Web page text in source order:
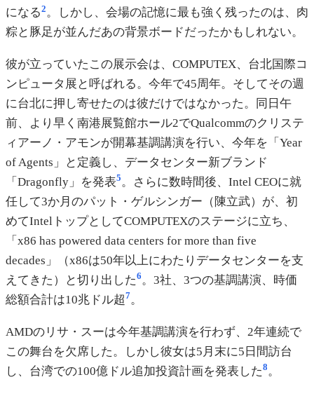
になる2。しかし、会場の記憶に最も強く残ったのは、肉
粽と豚足が並んだあの背景ボードだったかもしれない。
彼が立っていたこの展示会は、COMPUTEX、台北国際コ
ンピュータ展と呼ばれる。今年で45周年。そしてその週
に台北に押し寄せたのは彼だけではなかった。同日午
前、より早く南港展覧館ホール2でQualcommのクリステ
ィアーノ・アモンが開幕基調講演を行い、今年を「Year
of Agents」と定義し、データセンター新ブランド
「Dragonfly」を発表5。さらに数時間後、Intel CEOに就
任して3か月のパット・ゲルシンガー（陳立武）が、初
めてIntelトップとしてCOMPUTEXのステージに立ち、
「x86 has powered data centers for more than five
decades」（x86は50年以上にわたりデータセンターを支
えてきた）と切り出した6。3社、3つの基調講演、時価
総額合計は10兆ドル超7。
AMDのリサ・スーは今年基調講演を行わず、2年連続で
この舞台を欠席した。しかし彼女は5月末に5日間訪台
し、台湾での100億ドル追加投資計画を発表した8 。